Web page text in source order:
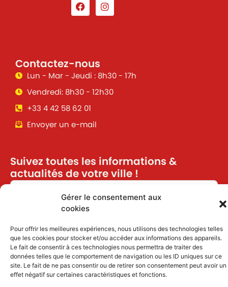
Gérer le consentement aux
cookies
Pour offrir les meilleures expériences, nous utilisons des technologies telles
que les cookies pour stocker et/ou accéder aux informations des appareils.
Le fait de consentir à ces technologies nous permettra de traiter des
données telles que le comportement de navigation ou les ID uniques sur ce
site. Le fait de ne pas consentir ou de retirer son consentement peut avoir un
effet négatif sur certaines caractéristiques et fonctions.
Contactez-nous
Lun - Mar - Jeudi : 8h30 - 17h
Vendredi: 8h30 - 12h30
+33 4 42 58 62 01
Envoyer un e-mail
Suivez toutes les informations &
actualités de votre ville !
J'accepte de recevoir des informations et
Inscription